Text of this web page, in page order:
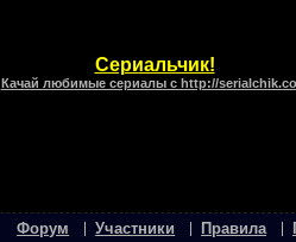
Сериальчик!
Качай любимые сериалы с http://
Форум Участники Правила